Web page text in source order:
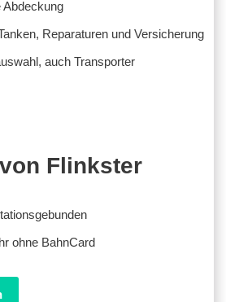
Abdeckung
Reparaturen und Versicherung
auch Transporter
Flinkster
ohne BahnCard